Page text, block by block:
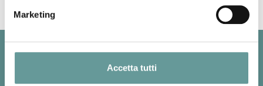
Marketing
Accetta tutti